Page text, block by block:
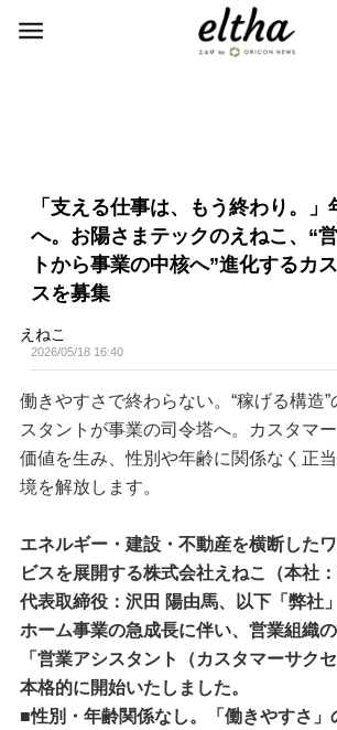
「支える仕事は、もう終わり。」
へ。お陽さまテックのえねこ、“
トから事業の中核へ”進化するカ
スを募集
えねこ
2026/05/18 16:40
働きやすさで終わらない。“稼げる構造
スタントが事業の司令塔へ。カスタマ
価値を生み、性別や年齢に関係なく正
境を解放します。
エネルギー・建設・不動産を横断した
ビスを展開する株式会社えねこ（本社：
代表取締役：沢田 陽由馬、以下「弊社
ホーム事業の急成長に伴い、営業組織
「営業アシスタント（カスタマーサク
本格的に開始いたしました。
■性別・年齢関係なし。「働きやすさ」